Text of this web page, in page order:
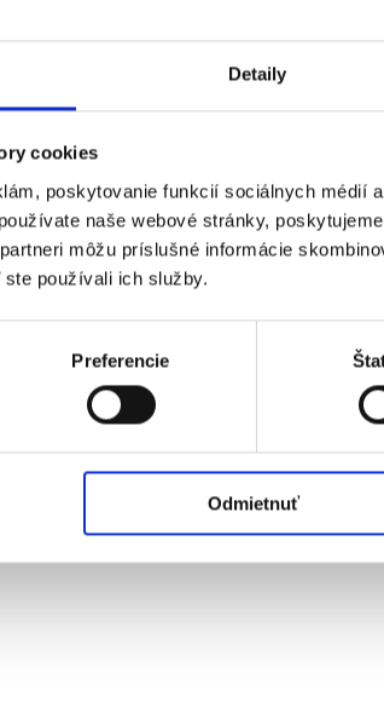
Detaily
cookies
poskytovanie funkcií sociálnych médií
naše webové stránky,
môžu príslušné informácie
používali ich služby.
Preferencie
Odmietnuť
★★ ★★★★★
3 výsledky